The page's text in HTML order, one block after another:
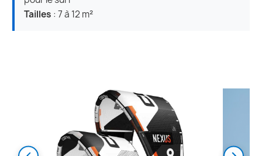
Tailles : 7 à 12 m²